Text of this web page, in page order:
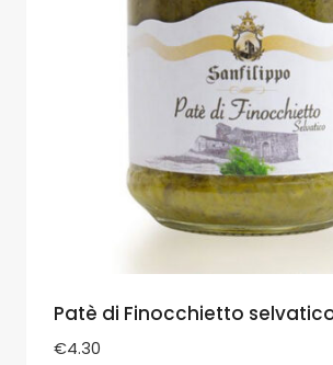
Patè di Finocchietto
€4.30